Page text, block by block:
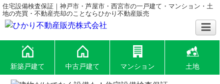
住宅設備検査保証｜神戸市・芦屋市・西宮市の一戸建て・マンション・土
地の売買・不動産売却のことならひかり不動産販売
新築戸建て 中古戸建て マンション 土地